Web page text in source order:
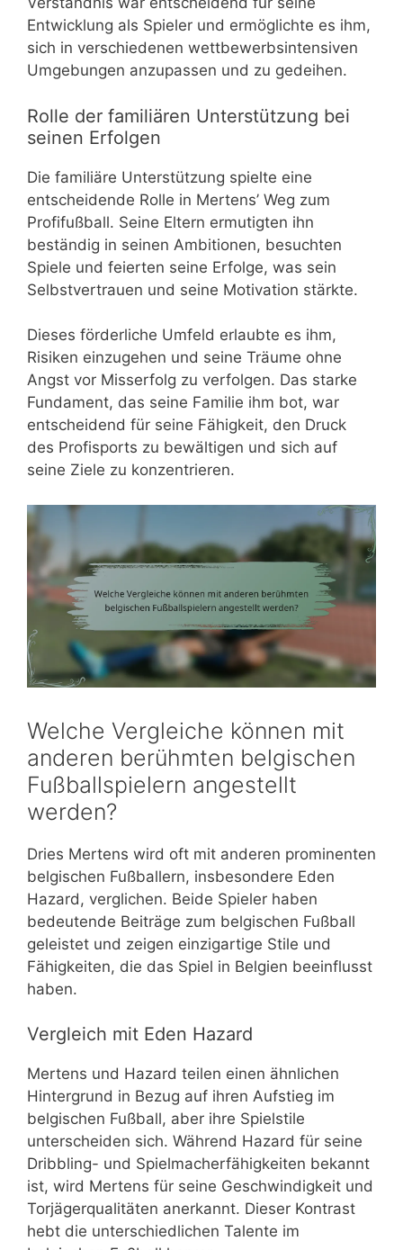
Entwicklung als Spieler und ermöglichte es ihm,
sich in verschiedenen wettbewerbsintensiven
Umgebungen anzupassen und zu gedeihen.
Rolle der familiären Unterstützung bei
seinen Erfolgen
Die familiäre Unterstützung spielte eine
entscheidende Rolle in Mertens’ Weg zum
Profifußball. Seine Eltern ermutigten ihn
beständig in seinen Ambitionen, besuchten
Spiele und feierten seine Erfolge, was sein
Selbstvertrauen und seine Motivation stärkte.
Dieses förderliche Umfeld erlaubte es ihm,
Risiken einzugehen und seine Träume ohne
Angst vor Misserfolg zu verfolgen. Das starke
Fundament, das seine Familie ihm bot, war
entscheidend für seine Fähigkeit, den Druck
des Profisports zu bewältigen und sich auf
seine Ziele zu konzentrieren.
Welche Vergleiche können mit
anderen berühmten belgischen
Fußballspielern angestellt
werden?
Dries Mertens wird oft mit anderen prominenten
belgischen Fußballern, insbesondere Eden
Hazard, verglichen. Beide Spieler haben
bedeutende Beiträge zum belgischen Fußball
geleistet und zeigen einzigartige Stile und
Fähigkeiten, die das Spiel in Belgien beeinflusst
haben.
Vergleich mit Eden Hazard
Mertens und Hazard teilen einen ähnlichen
Hintergrund in Bezug auf ihren Aufstieg im
belgischen Fußball, aber ihre Spielstile
unterscheiden sich. Während Hazard für seine
Dribbling- und Spielmacherfähigkeiten bekannt
ist, wird Mertens für seine Geschwindigkeit und
Torjägerqualitäten anerkannt. Dieser Kontrast
hebt die unterschiedlichen Talente im